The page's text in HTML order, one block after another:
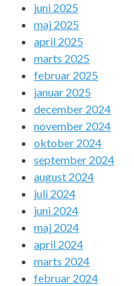
juni 2025
maj 2025
april 2025
marts 2025
februar 2025
januar 2025
december 2024
november 2024
oktober 2024
september 2024
august 2024
juli 2024
juni 2024
maj 2024
april 2024
marts 2024
februar 2024